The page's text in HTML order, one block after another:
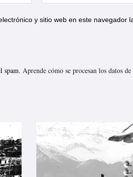
y sitio web en este navegador
spam. Aprende cómo se procesan los datos